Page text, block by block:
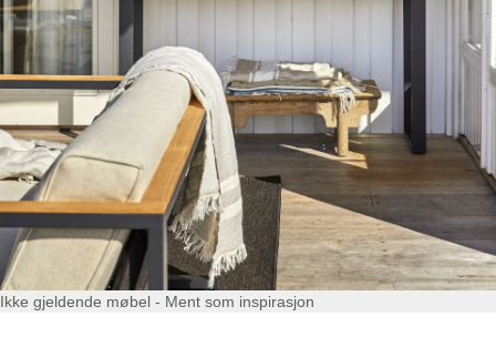
Ikke gjeldende møbel - Ment som inspirasjon